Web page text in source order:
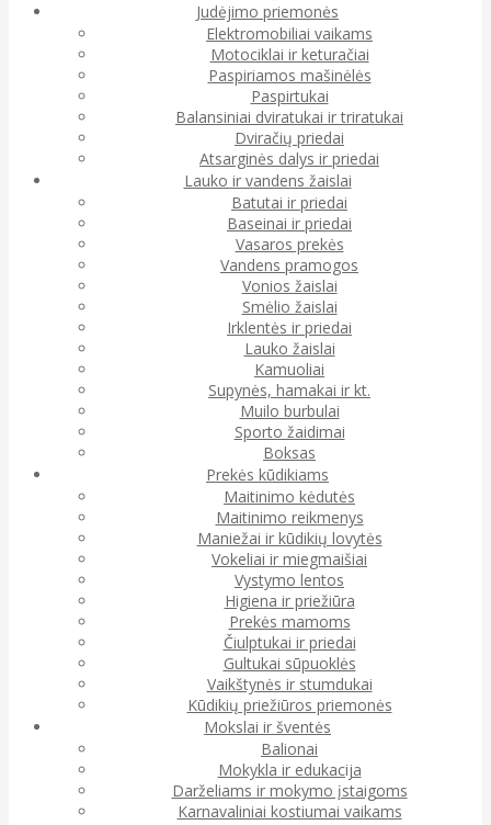
Judėjimo priemonės
Elektromobiliai vaikams
Motociklai ir keturačiai
Paspiriamos mašinėlės
Paspirtukai
Balansiniai dviratukai ir triratukai
Dviračių priedai
Atsarginės dalys ir priedai
Lauko ir vandens žaislai
Batutai ir priedai
Baseinai ir priedai
Vasaros prekės
Vandens pramogos
Vonios žaislai
Smėlio žaislai
Irklentės ir priedai
Lauko žaislai
Kamuoliai
Supynės, hamakai ir kt.
Muilo burbulai
Sporto žaidimai
Boksas
Prekės kūdikiams
Maitinimo kėdutės
Maitinimo reikmenys
Maniežai ir kūdikių lovytės
Vokeliai ir miegmaišiai
Vystymo lentos
Higiena ir priežiūra
Prekės mamoms
Čiulptukai ir priedai
Gultukai sūpuoklės
Vaikštynės ir stumdukai
Kūdikių priežiūros priemonės
Mokslai ir šventės
Balionai
Mokykla ir edukacija
Darželiams ir mokymo įstaigoms
Karnavaliniai kostiumai vaikams